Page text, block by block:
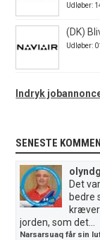
Udløber:
(DK)
Udløber:
Indryk
SENESTE
Det
bedre
kræver
jorden, som det...
Narsarsuaq får sin